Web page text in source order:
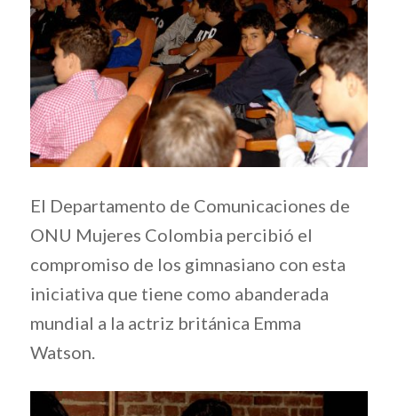
El Departamento de Comunicaciones de
ONU Mujeres Colombia percibió el
compromiso de los gimnasiano con esta
iniciativa que tiene como abanderada
mundial a la actriz británica Emma
Watson.